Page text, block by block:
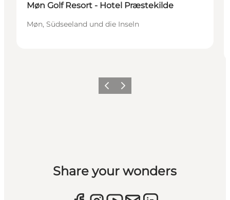
Møn Golf Resort - Hotel Præstekilde
Møn, Südseeland und die Inseln
ZurückWeiter
Share your wonders